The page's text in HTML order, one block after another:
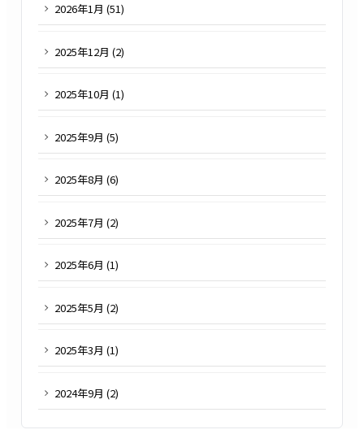
2026年1月 (51)
2025年12月 (2)
2025年10月 (1)
2025年9月 (5)
2025年8月 (6)
2025年7月 (2)
2025年6月 (1)
2025年5月 (2)
2025年3月 (1)
2024年9月 (2)